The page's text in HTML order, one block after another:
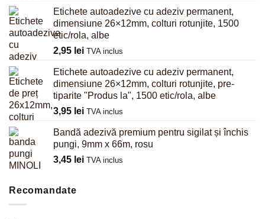
Etichete autoadezive cu adeziv permanent,
dimensiune 26×12mm, colturi rotunjite, 1500
etic/rola, albe
2,95 lei TVA inclus
Etichete autoadezive cu adeziv permanent,
dimensiune 26×12mm, colturi rotunjite, pre-
tiparite "Produs la", 1500 etic/rola, albe
3,95 lei TVA inclus
Bandă adezivă premium pentru sigilat și închis
pungi, 9mm x 66m, rosu
3,45 lei TVA inclus
Recomandate